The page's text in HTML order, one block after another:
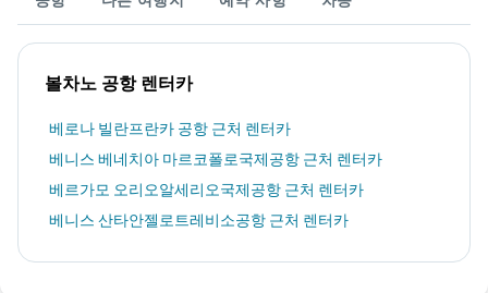
볼차노 공항 렌터카
베로나 빌란프란카 공항 근처 렌터카
베니스 베네치아 마르코폴로국제공항 근처 렌터카
베르가모 오리오알세리오국제공항 근처 렌터카
베니스 산타안젤로트레비소공항 근처 렌터카